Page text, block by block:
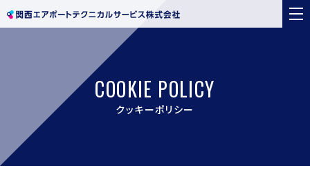
COOKIE POLICY
クッキーポリシー